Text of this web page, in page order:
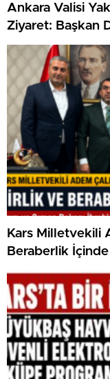
Ankara Valisi
Ziyaret: Başkan
Kars Milletvekili
Beraberlik